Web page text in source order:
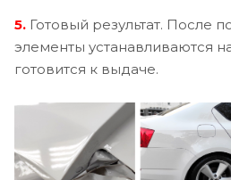
5. Готовый результат. После
элементы устанавливаются
готовится к выдаче.